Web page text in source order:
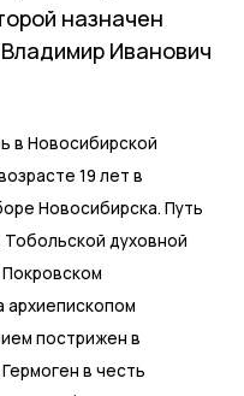
назначен
Иванович
в Новосибирской
19 лет в
Новосибирска. Путь
духовной
пострижен в
в честь